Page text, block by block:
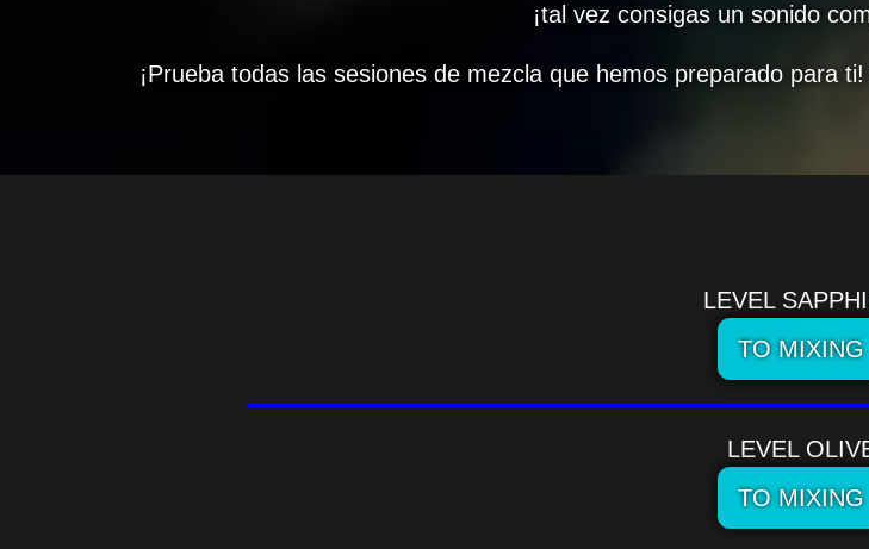
¡tal vez consigas un sonido
¡Prueba todas las sesiones de mezcla que hemos preparado para
LEVEL
TO MIXING
LEVEL
TO MIXING